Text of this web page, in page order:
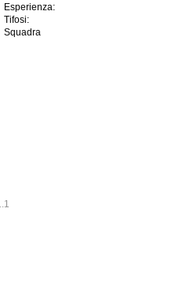
Esperienza:
Tifosi:
Squadra